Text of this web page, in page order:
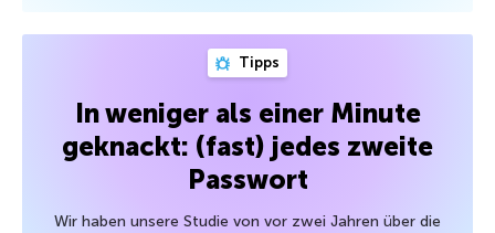
Tipps
In weniger als einer Minute
geknackt: (fast) jedes zweite
Passwort
Wir haben unsere Studie von vor zwei Jahren über die